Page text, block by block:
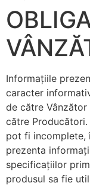
Informaţiile
caracter
de către
către Producători.
pot fi incomplete,
prezenta
specificaţiilor
produsul sa fie